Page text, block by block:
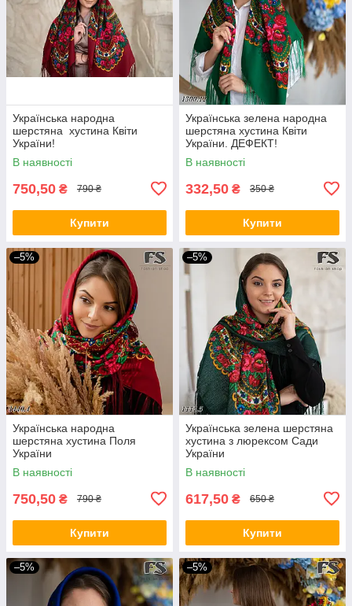
Українська народна
шерстяна хустина Квіти
України!
В наявності
750,50 ₴ 790 ₴
Купити
Українська зелена народна
шерстяна хустина Квіти
України. ДЕФЕКТ!
В наявності
332,50 ₴ 350 ₴
Купити
–5%
Українська народна
шерстяна хустина Поля
України
В наявності
750,50 ₴ 790 ₴
Купити
–5%
Українська зелена шерстяна
хустина з люрексом Сади
України
В наявності
617,50 ₴ 650 ₴
Купити
–5% –5%